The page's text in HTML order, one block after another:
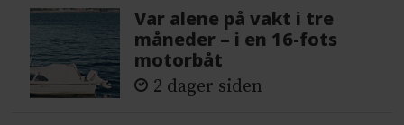
Var alene på vakt i tre
måneder – i en 16-fots
motorbåt
2 dager siden